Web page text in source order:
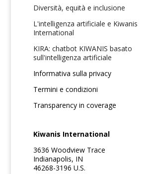
Diversità, equità e inclusione
L'intelligenza artificiale e Kiwanis
International
KIRA: chatbot KIWANIS basato
sull'intelligenza artificiale
Informativa sulla privacy
Termini e condizioni
Transparency in coverage
Kiwanis International
3636 Woodview Trace
Indianapolis, IN
46268-3196 U.S.